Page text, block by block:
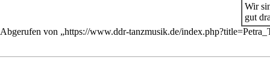
Wir
gut
Abgerufen von „https://www.ddr-tanzmusik.de/